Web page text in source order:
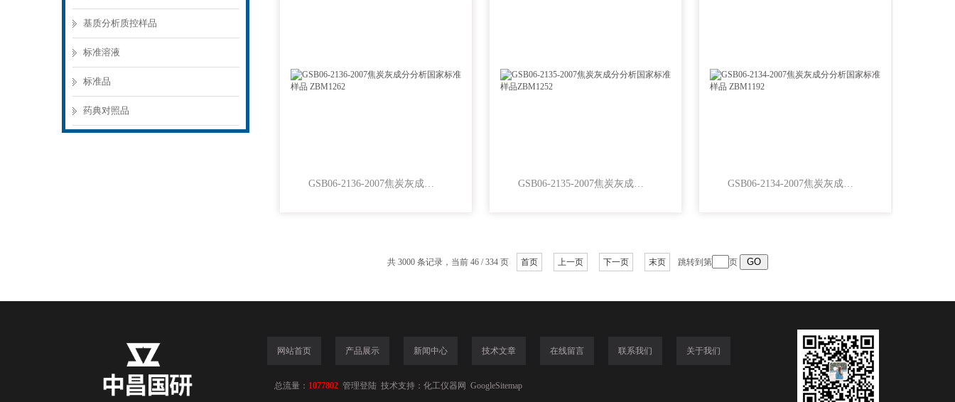
基质分析质控样品
标准溶液
标准品
药典对照品
GSB06-2136-2007焦炭灰成分分析国家标准样品 ZBM1262 GSB06-2135-2007焦炭灰成分分析国家标准样品ZBM1252 GSB06-2134-2007焦炭灰成分分析国家标准样品 ZBM1192
共 3000 条记录，当前 46 / 334 页 首页 上一页 下一页 末页 跳转到第 页
网站首页 产品展示 新闻中心 技术文章 在线留言 联系我们 关于我们
总流量： 1077802 管理登陆 技术支持： 化工仪器网 GoogleSitemap